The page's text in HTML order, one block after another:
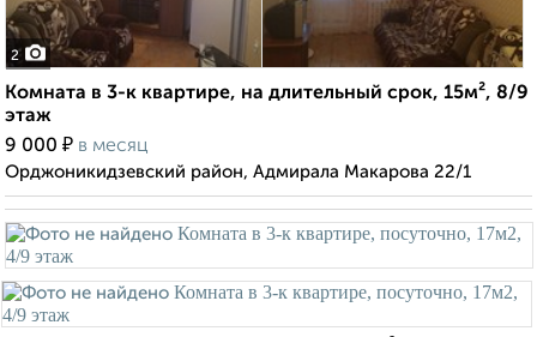
2
Комната в 3-к квартире, на длительный срок, 15м², 8/9
этаж
9 000 ₽ в месяц
Орджоникидзевский район, Адмирала Макарова 22/1